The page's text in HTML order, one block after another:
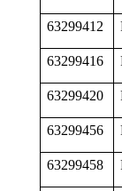
63299412
63299416
63299420
63299456
63299458